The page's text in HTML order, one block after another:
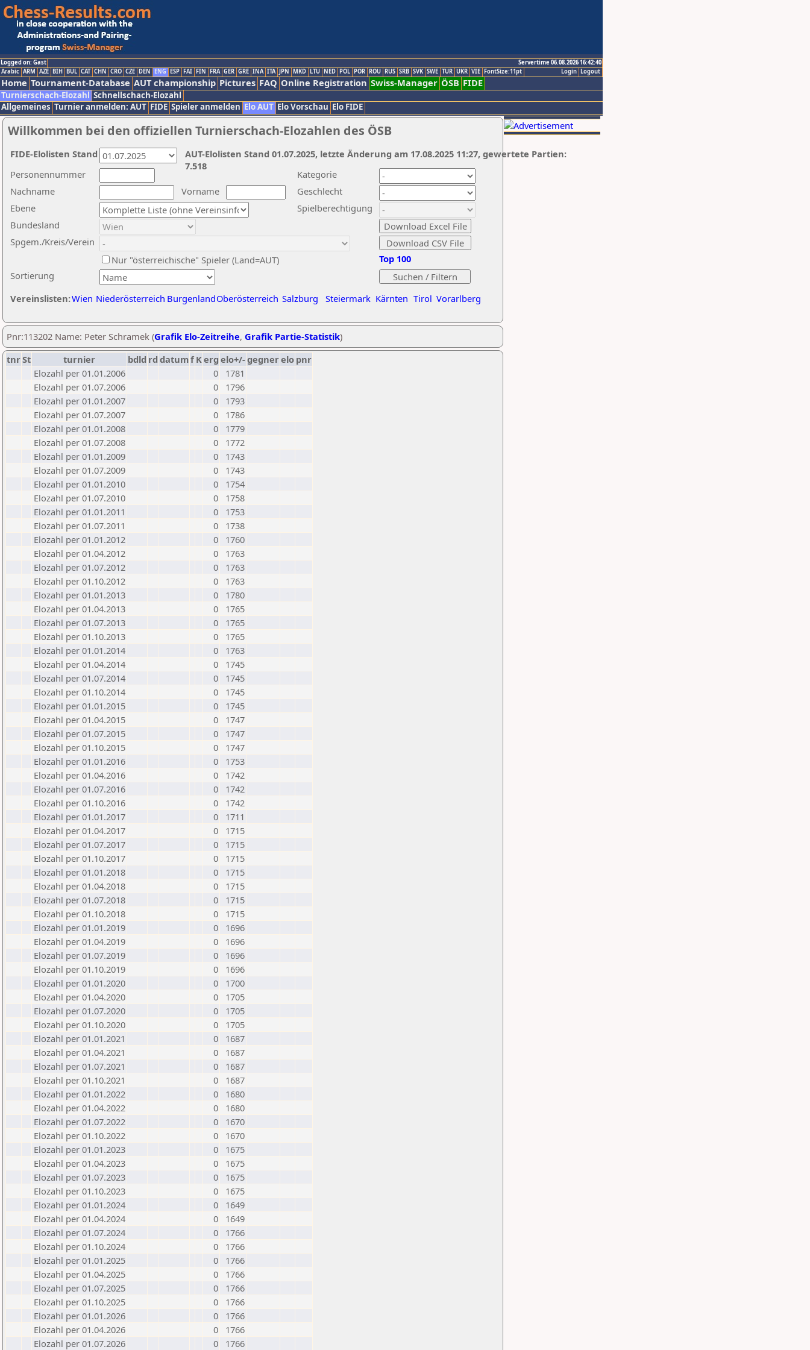
Logged on: Gast
Servertime 06.08.2026 16:42:40
Logout
Login
Arabic ARM AZE BIH BUL CAT CHN CRO CZE DEN ENG ESP FAI FIN FRA GER GRE INA ITA JPN MKD LTU NED POL POR ROU RUS SRB SVK SWE TUR UKR VIE FontSize:11pt
Home Tournament-Database AUT championship Pictures FAQ Online Registration Swiss-Manager ÖSB FIDE
Turnierschach-Elozahl Schnellschach-Elozahl
Allgemeines Turnier anmelden: AUT FIDE Spieler anmelden Elo AUT Elo Vorschau Elo FIDE
Willkommen bei den offiziellen Turnierschach-Elozahlen des ÖSB
Nachname
Vorname
Ebene
Kategorie
Sortierung
Personennummer
Bundesland
Spgem./Kreis/Verein
Geschlecht
Nur "österreichische" Spieler (Land=AUT)
Spielberechtigung
Vereinslisten:Wien Niederösterreich BurgenlandOberösterreich Salzburg Steiermark Kärnten Tirol Vorarlberg
Top 100
AUT-Elolisten Stand 01.07.2025, letzte Änderung am 17.08.2025 11:27, gewertete Partien:
7.518
FIDE-Elolisten Stand
Pnr:113202 Name: Peter Schramek (Grafik Elo-Zeitreihe, Grafik Partie-Statistik)
tnrSt turnier bdld rd datumf Kerg elo+/-gegnerelo pnr
Elozahl per 01.01.2006
0
1781
Elozahl per 01.07.2006
0
1796
Elozahl per 01.01.2007
0
1793
Elozahl per 01.07.2007
0
1786
Elozahl per 01.01.2008
0
1779
Elozahl per 01.07.2008
0
1772
Elozahl per 01.01.2009
0
1743
Elozahl per 01.07.2009
0
1743
Elozahl per 01.01.2010
0
1754
Elozahl per 01.07.2010
0
1758
Elozahl per 01.01.2011
0
1753
Elozahl per 01.07.2011
0
1738
Elozahl per 01.01.2012
0
1760
Elozahl per 01.04.2012
0
1763
Elozahl per 01.07.2012
0
1763
Elozahl per 01.10.2012
0
1763
Elozahl per 01.01.2013
0
1780
Elozahl per 01.04.2013
0
1765
Elozahl per 01.07.2013
0
1765
Elozahl per 01.10.2013
0
1765
Elozahl per 01.01.2014
0
1763
Elozahl per 01.04.2014
0
1745
Elozahl per 01.07.2014
0
1745
Elozahl per 01.10.2014
0
1745
Elozahl per 01.01.2015
0
1745
Elozahl per 01.04.2015
0
1747
Elozahl per 01.07.2015
0
1747
Elozahl per 01.10.2015
0
1747
Elozahl per 01.01.2016
0
1753
Elozahl per 01.04.2016
0
1742
Elozahl per 01.07.2016
0
1742
Elozahl per 01.10.2016
0
1742
Elozahl per 01.01.2017
0
1711
Elozahl per 01.04.2017
0
1715
Elozahl per 01.07.2017
0
1715
Elozahl per 01.10.2017
0
1715
Elozahl per 01.01.2018
0
1715
Elozahl per 01.04.2018
0
1715
Elozahl per 01.07.2018
0
1715
Elozahl per 01.10.2018
0
1715
Elozahl per 01.01.2019
0
1696
Elozahl per 01.04.2019
0
1696
Elozahl per 01.07.2019
0
1696
Elozahl per 01.10.2019
0
1696
Elozahl per 01.01.2020
0
1700
Elozahl per 01.04.2020
0
1705
Elozahl per 01.07.2020
0
1705
Elozahl per 01.10.2020
0
1705
Elozahl per 01.01.2021
0
1687
Elozahl per 01.04.2021
0
1687
Elozahl per 01.07.2021
0
1687
Elozahl per 01.10.2021
0
1687
Elozahl per 01.01.2022
0
1680
Elozahl per 01.04.2022
0
1680
Elozahl per 01.07.2022
0
1670
Elozahl per 01.10.2022
0
1670
Elozahl per 01.01.2023
0
1675
Elozahl per 01.04.2023
0
1675
Elozahl per 01.07.2023
0
1675
Elozahl per 01.10.2023
0
1675
Elozahl per 01.01.2024
0
1649
Elozahl per 01.04.2024
0
1649
Elozahl per 01.07.2024
0
1766
Elozahl per 01.10.2024
0
1766
Elozahl per 01.01.2025
0
1766
Elozahl per 01.04.2025
0
1766
Elozahl per 01.07.2025
0
1766
Elozahl per 01.10.2025
0
1766
Elozahl per 01.01.2026
0
1766
Elozahl per 01.04.2026
0
1766
Elozahl per 01.07.2026
0 1766